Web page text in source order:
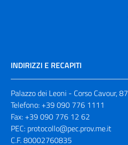
INDIRIZZI E RECAPITI
Palazzo dei Leoni - Corso Cavour,
Telefono: +39 090 776 1111
Fax: +39 090 776 12 62
PEC: protocollo@pec.prov.me.it
C.F. 80002760835